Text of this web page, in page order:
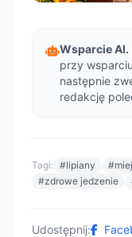
Wsparcie AI.
przy
następnie
redakcję
Tagi: #lipiany
#zdrowe jedzenie
Udostępnij: